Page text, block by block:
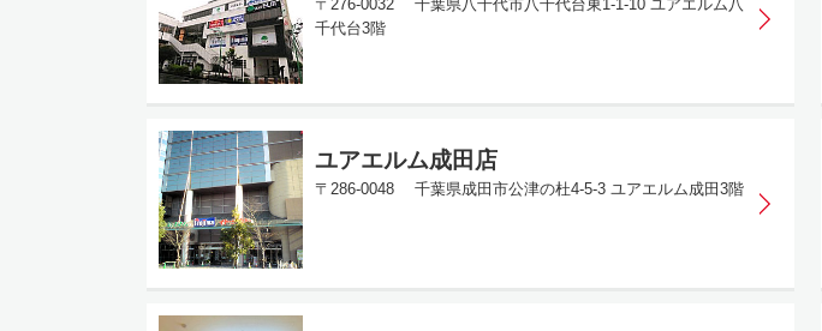
〒276-0032 千葉県八千代市八千代台東1-1-10 ユアエルム八
千代台3階
ユアエルム成田店
〒286-0048 千葉県成田市公津の杜4-5-3 ユアエルム成田3階